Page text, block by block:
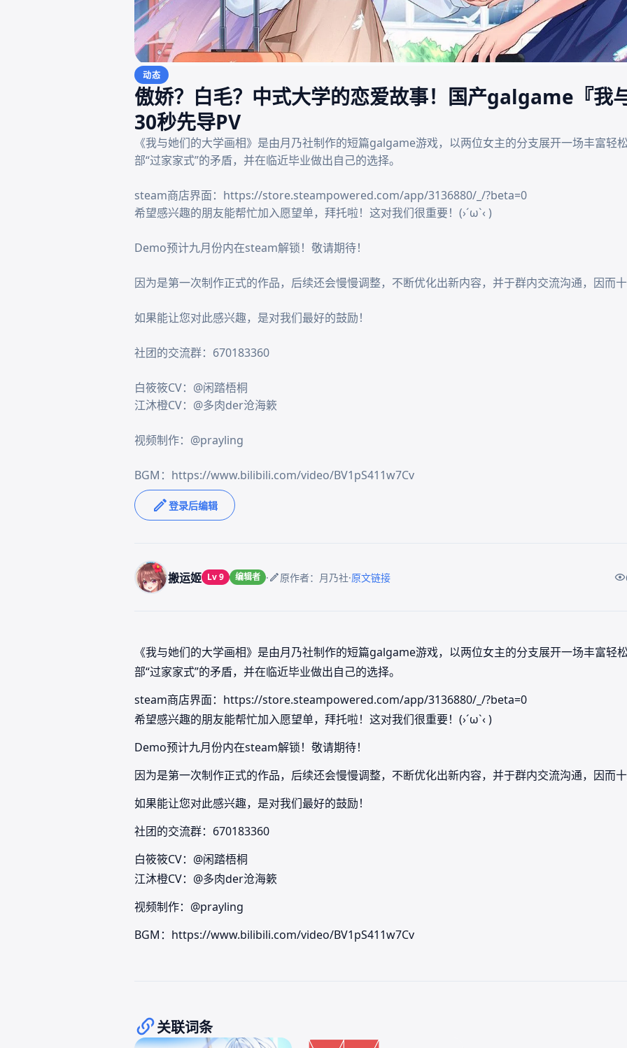
动态
傲娇？白毛？中式大学的恋爱故事！国产galgame『我
30秒先导PV
《我与她们的大学画相》是由月乃社制作的短篇galgame游戏，以两位女主的分支展开一场丰富轻
部“过家家式”的矛盾，并在临近毕业做出自己的选择。
steam商店界面：https://store.steampowered.com/app/3136880/_/?beta=0
希望感兴趣的朋友能帮忙加入愿望单，拜托啦！这对我们很重要！(›´ω`‹ )
Demo预计九月份内在steam解锁！敬请期待！
因为是第一次制作正式的作品，后续还会慢慢调整，不断优化出新内容，并于群内交流沟通，因而
如果能让您对此感兴趣，是对我们最好的鼓励！
社团的交流群：670183360
白筱筱CV：@闲踏梧桐
江沐橙CV：@多肉der沧海簌
视频制作：@prayling
BGM：https://www.bilibili.com/video/BV1pS411w7Cv
登录后编辑
搬运姬 Lv 9 编辑者 · 原作者：月乃社·原文链接
《我与她们的大学画相》是由月乃社制作的短篇galgame游戏，以两位女主的分支展开一场丰富轻
部“过家家式”的矛盾，并在临近毕业做出自己的选择。
steam商店界面：https://store.steampowered.com/app/3136880/_/?beta=0
希望感兴趣的朋友能帮忙加入愿望单，拜托啦！这对我们很重要！(›´ω`‹ )
Demo预计九月份内在steam解锁！敬请期待！
因为是第一次制作正式的作品，后续还会慢慢调整，不断优化出新内容，并于群内交流沟通，因而
如果能让您对此感兴趣，是对我们最好的鼓励！
社团的交流群：670183360
白筱筱CV：@闲踏梧桐
江沐橙CV：@多肉der沧海簌
视频制作：@prayling
BGM：https://www.bilibili.com/video/BV1pS411w7Cv
关联词条